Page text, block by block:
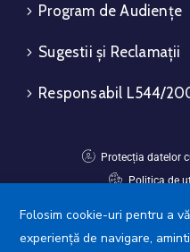
Program de Audiențe
Sugestii și Reclamații
Responsabil L544/
Protecția datelor
Politica de
Folosim cookie-uri pentru a
experiență de navigare,